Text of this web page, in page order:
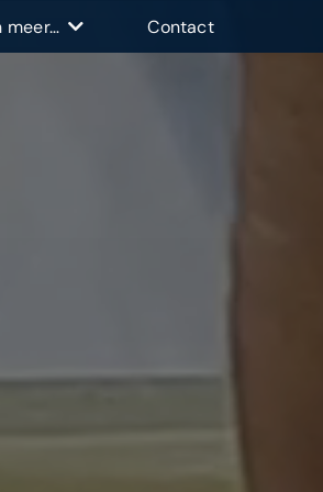
meer… Contact